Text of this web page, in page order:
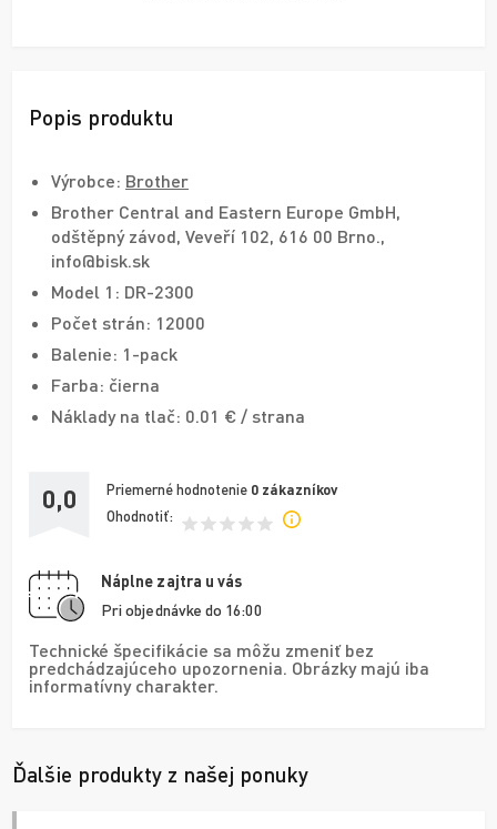
Popis produktu
Výrobce: Brother
Brother Central and Eastern Europe GmbH,
odštěpný závod, Veveří 102, 616 00 Brno.,
info@bisk.sk
Model 1: DR-2300
Počet strán: 12000
Balenie: 1-pack
Farba: čierna
Náklady na tlač: 0.01 € / strana
0,0 Priemerné hodnotenie 0 zákazníkov
Ohodnotiť:
Náplne zajtra u vás
Pri objednávke do 16:00
Technické špecifikácie sa môžu zmeniť bez
predchádzajúceho upozornenia. Obrázky majú iba
informatívny charakter.
Ďalšie produkty z našej ponuky